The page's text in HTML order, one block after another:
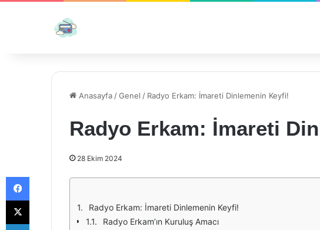
Anasayfa /Genel / Radyo Erkam: İmareti Dinlemenin Keyfi!
Radyo Erkam: İmareti
28 Ekim 2024
Radyo Erkam: İmareti Dinlemenin Keyfi!
Radyo Erkam’ın Kuruluş Amacı
Facebook
X
LinkedIn